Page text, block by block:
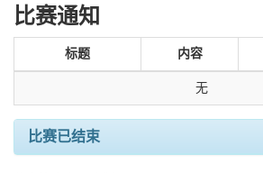
比赛通知
标题 内容
无
比赛已结束